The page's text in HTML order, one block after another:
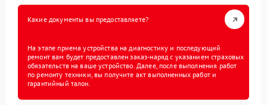
Какие документы вы предоставляете?
На этапе приема устройства на диагностику и последующий
ремонт вам будет предоставлен заказ-наряд с указанием страховых
обязательств на ваше устройство. Далее, после выполнения работ
по ремонту техники, вы получите акт выполненных работ и
гарантийный талон.